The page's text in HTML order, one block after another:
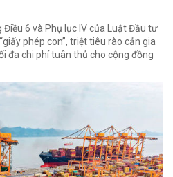
6 và Phụ lục IV của Luật Đầu tư
phép con”, triệt tiêu rào cản gia
đa chi phí tuân thủ cho cộng đồng